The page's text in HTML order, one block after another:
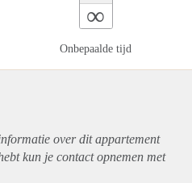
∞
Onbepaalde tijd
over ditappartement
kun je contact opnemen met